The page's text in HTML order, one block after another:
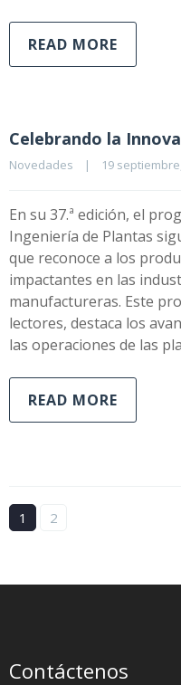
READ MORE
Celebrando la
Novedades | 19
En su 37.ª edición, el
Ingeniería de Plantas
que reconoce a los
impactantes en las
manufactureras. Este
lectores, destaca los
las operaciones de las
READ MORE
1 2
Contáctenos